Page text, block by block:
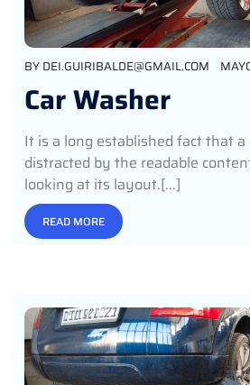
BYDEI.GUIRIBALDE@GMAIL.COM
Car Washer
It is a long established fact that a
distracted by the readable
looking at its layout.[...]
READ MORE